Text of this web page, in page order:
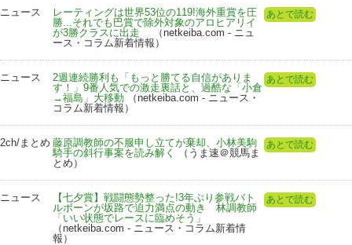
ニュース
レーティングは世界53位の119!海外重賞を圧
勝...それでも巴賞で除外対象のアロヒアリイ
が3勝クラスに出走
（netkeiba.com - ニュ
ース・コラム新着情報）
あとで読む
ニュース
2週連続勝利も「もっと勝てる自信がありま
す！」9番人気での激走裏話と、過酷な「小倉
→福島」大移動 （netkeiba.com - ニュース・
コラム新着情報）
あとで読む
2ch/まとめ 藤原調教師の不服申し立てが棄却、小林美駒
騎手の斜行事案を読み解く
（うま速＠競馬ま
とめ）
あとで読む
ニュース
【七夕賞】戦闘態勢整った!3年ぶり参戦バト
ルボーンが坂路で迫力満点の動き 林調教師
「いい状態でレースに臨めそう」
（netkeiba.com - ニュース・コラム新着情
報）
あとで読む